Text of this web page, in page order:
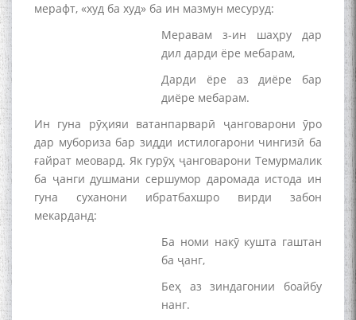
мерафт, «худ ба худ» ба ин мазмун месуруд:
Меравам з-ин шаҳру дар
дил дарди ёре мебарам,
Дарди ёре аз диёре бар
диёре мебарам.
Ин гуна рӯҳияи ватанпарварӣ ҷанговарони ӯро
дар мубориза бар зидди истилогарони чингизӣ ба
ғайрат меовард. Як гурӯҳ ҷанговарони Темурмалик
ба ҷанги душмани сершумор даромада истода ин
гуна суханони ибратбахшро вирди забон
мекарданд:
Ба номи накӯ кушта гаштан
ба ҷанг,
Беҳ аз зиндагонии боайбу
нанг.